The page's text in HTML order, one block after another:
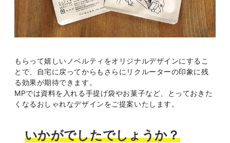
もらって嬉しいノベルティをオリジナルデザインにするこ
とで、自宅に戻ってからもさらにリクルーターの印象に残
る効果が期待できます。
MPでは資料を入れる手提げ袋やお菓子など、とっておきた
くなるおしゃれなデザインをご提案いたします。
いかがでしたでしょうか？